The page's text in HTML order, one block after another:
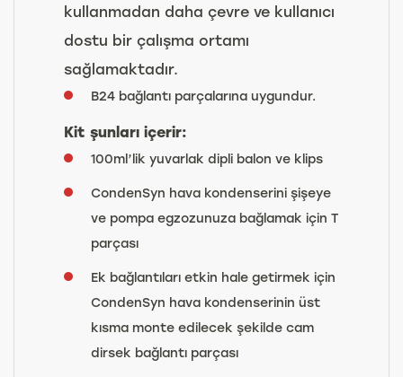
kullanmadan daha çevre ve kullanıcı
dostu bir çalışma ortamı
sağlamaktadır.
B24 bağlantı parçalarına uygundur.
Kit şunları içerir:
100ml’lik yuvarlak dipli balon ve klips
CondenSyn hava kondenserini şişeye
ve pompa egzozunuza bağlamak için T
parçası
Ek bağlantıları etkin hale getirmek için
CondenSyn hava kondenserinin üst
kısma monte edilecek şekilde cam
dirsek bağlantı parçası